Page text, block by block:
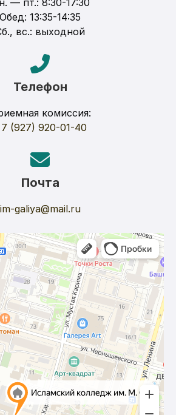
— пт.: 8:30-17:30
Обед: 13:35-14:35
вс.: выходной
Телефон
комиссия:
(927) 920-01-40
Почта
im-galiya@mail.ru